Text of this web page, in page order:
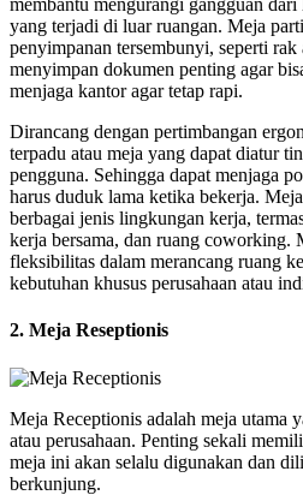
membantu mengurangi gangguan
yang terjadi di luar ruangan. Meja
penyimpanan tersembunyi, seperti
menyimpan dokumen penting agar
menjaga kantor agar tetap rapi.
Dirancang dengan pertimbangan
terpadu atau meja yang dapat diatur
pengguna. Sehingga dapat menjaga
harus duduk lama ketika bekerja.
berbagai jenis lingkungan kerja,
kerja bersama, dan ruang coworking.
fleksibilitas dalam merancang ruang
kebutuhan khusus perusahaan atau
2. Meja Reseptionis
Meja Receptionis adalah meja utama
atau perusahaan. Penting sekali
meja ini akan selalu digunakan dan
berkunjung.